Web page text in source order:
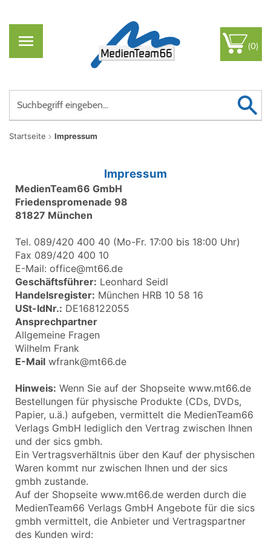
(0)
Startseite Impressum
Impressum
MedienTeam66 GmbH
Friedenspromenade 98
81827 München
Tel. 089/420 400 40 (Mo-Fr. 17:00 bis 18:00 Uhr)
Fax 089/420 400 10
E-Mail: office@mt66.de
Geschäftsführer: Leonhard Seidl
Handelsregister: München HRB 10 58 16
USt-IdNr.: DE168122055
Ansprechpartner
Allgemeine Fragen
Wilhelm Frank
E-Mail wfrank@mt66.de
Hinweis: Wenn Sie auf der Shopseite www.mt66.de
Bestellungen für physische Produkte (CDs, DVDs,
Papier, u.ä.) aufgeben, vermittelt die MedienTeam66
Verlags GmbH lediglich den Vertrag zwischen Ihnen
und der sics gmbh.
Ein Vertragsverhältnis über den Kauf der physischen
Waren kommt nur zwischen Ihnen und der sics
gmbh zustande.
Auf der Shopseite www.mt66.de werden durch die
MedienTeam66 Verlags GmbH Angebote für die sics
gmbh vermittelt, die Anbieter und Vertragspartner
des Kunden wird: